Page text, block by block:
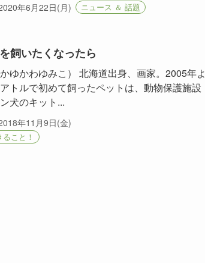
年6月22日(月) ニュース ＆ 話題
飼いたくなったら
ゆかわゆみこ） 北海道出身、画家。2005年よ
トルで初めて飼ったペットは、動物保護施設
犬のキット...
年11月9日(金)
こと！